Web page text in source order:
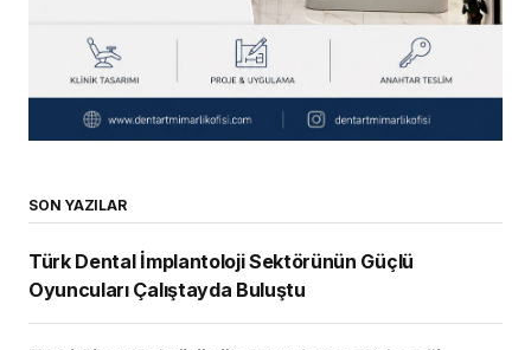
SON YAZILAR
Türk Dental İmplantoloji Sektörünün Güçlü
Oyuncuları Çalıştayda Buluştu